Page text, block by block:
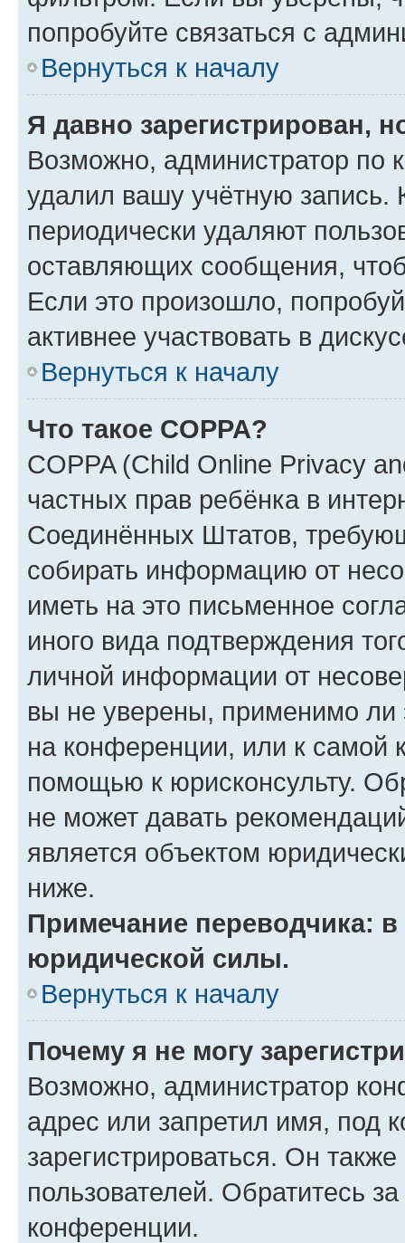
попробуйте связаться с
Вернуться к началу
Я давно зарегистрирован,
Возможно, администратор по
удалил вашу учётную запись.
периодически удаляют
оставляющих сообщения,
Если это произошло,
активнее участвовать в
Вернуться к началу
Что такое COPPA?
COPPA (Child Online Privacy
частных прав ребёнка в
Соединённых Штатов,
собирать информацию от
иметь на это письменное
иного вида подтверждения
личной информации от
вы не уверены, применимо ли
на конференции, или к самой
помощью к юрисконсульту.
не может давать
является объектом
ниже.
Примечание переводчика:
юридической силы.
Вернуться к началу
Почему я не могу
Возможно, администратор
адрес или запретил имя, под
зарегистрироваться. Он
пользователей. Обратитесь
конференции.